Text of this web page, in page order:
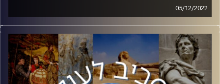
05/12/2022
הסכסוך הישראלי פלסטיני נמצא במבוי סתום בשנים
האחרונות, כאשר שני הצדדים רחוקים מאוד אחד מהשני.
בפרק זה אלוף משנה במיל׳ גרישה יעקוקוביץ, מי שחי את
הסכסוך כאיש צבא וכאיש עסקים – יסביר את הדינמיקות
המתרחשות בשטח ולאן אנחנו הולכים.